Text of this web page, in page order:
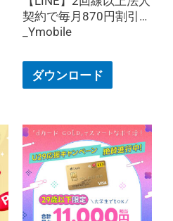
契約で毎月870円割引
_Ymobile
ダウンロード